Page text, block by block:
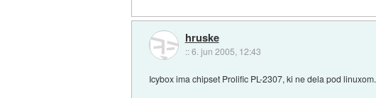
hruske
::6. jun 2005, 12:43
Icybox ima chipset Prolific PL-2307, ki ne dela pod linuxom.